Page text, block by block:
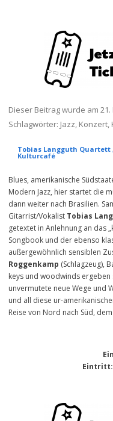
Dieser Beitrag wurde am
Schlagwörter: Jazz, Konzert,
Tobias Langguth Quartett
Kulturcafé
Blues, amerikanische
Modern Jazz, hier startet die
dann weiter nach Brasilien.
Gitarrist/Vokalist Tobias
getextet in Anlehnung an das
Songbook und der ebenso
außergewöhnlich sensiblen
Roggenkamp (Schlagzeug),
keys und woodwinds
unvermutete neue Wege und
und all diese ur-
Reise von Nord nach Süd,
Eintritt